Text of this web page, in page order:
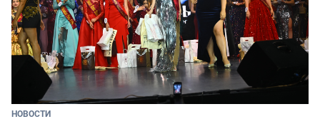
НОВОСТИ